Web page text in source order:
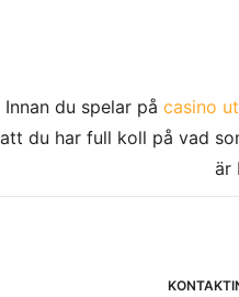
Innan du spelar på casino
att du har full koll på vad
är